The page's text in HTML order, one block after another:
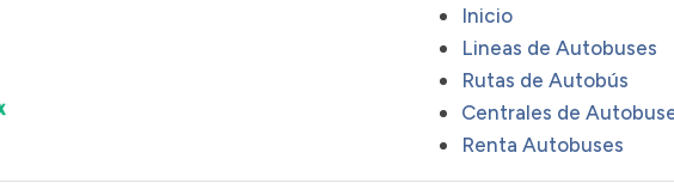
Inicio
Lineas de Autobuses
Rutas de Autobús
Centrales de
Renta Autobuses